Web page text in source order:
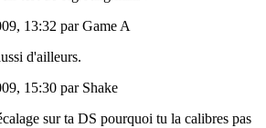
13:32 par Game A
d'ailleurs.
15:30 par Shake
sur ta DS pourquoi tu la calibres pas